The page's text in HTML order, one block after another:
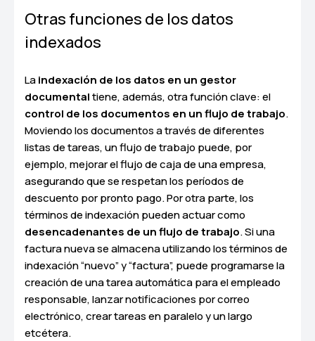
Otras funciones de los datos
indexados
Laindexación de los datos en un gestor
documentaltiene, además, otra función clave: el
control de los documentos en un flujo de trabajo.
Moviendo los documentos a través de diferentes
listas de tareas, un flujo de trabajo puede, por
ejemplo, mejorar el flujo de caja de una empresa,
asegurando que se respetan los períodos de
descuento por pronto pago. Por otra parte, los
términos de indexación pueden actuar como
desencadenantes de un flujo de trabajo. Si una
factura nueva se almacena utilizando los términos de
indexación “nuevo” y “factura”, puede programarse la
creación de una tarea automática para el empleado
responsable, lanzar notificaciones por correo
electrónico, crear tareas en paralelo y un largo
etcétera.